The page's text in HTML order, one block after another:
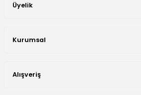
Üyelik
Kurumsal
Alışveriş